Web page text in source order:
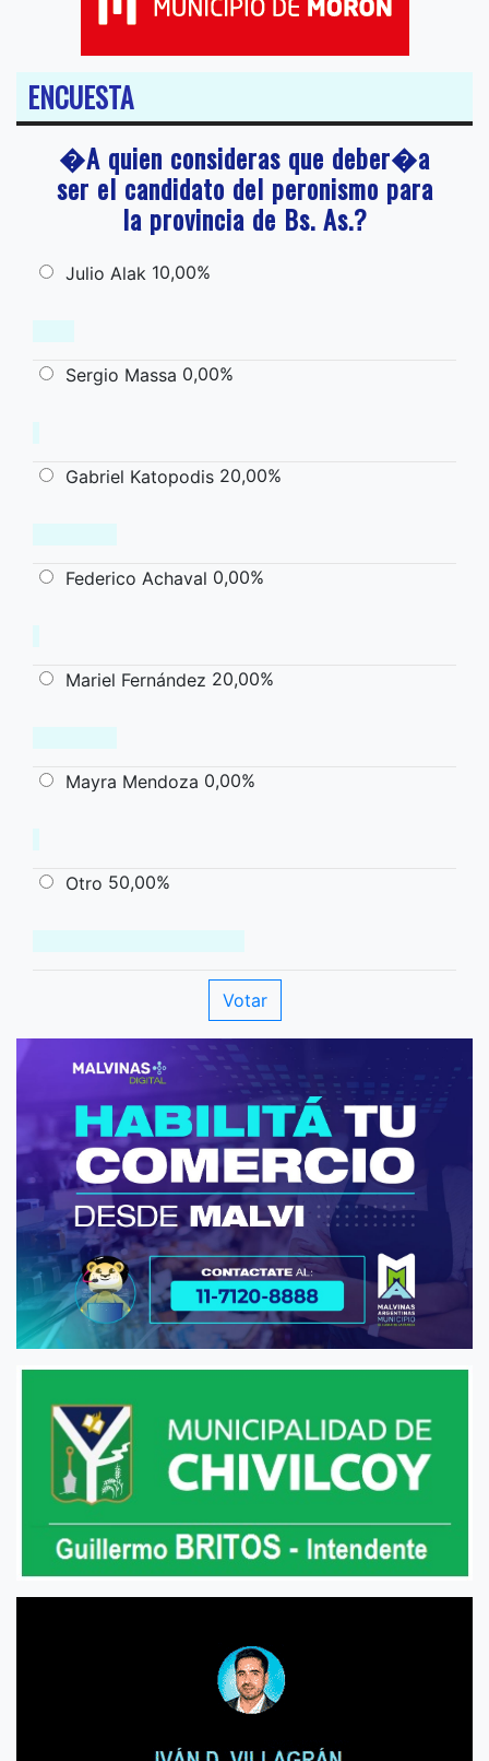
ENCUESTA
�A quien consideras que deber�a
ser el candidato del peronismo para
la provincia de Bs. As.?
Julio Alak 10,00%
Sergio Massa 0,00%
Gabriel Katopodis 20,00%
Federico Achaval 0,00%
Mariel Fernández 20,00%
Mayra Mendoza 0,00%
Otro 50,00%